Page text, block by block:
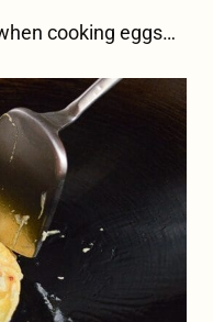
cooking eggs…